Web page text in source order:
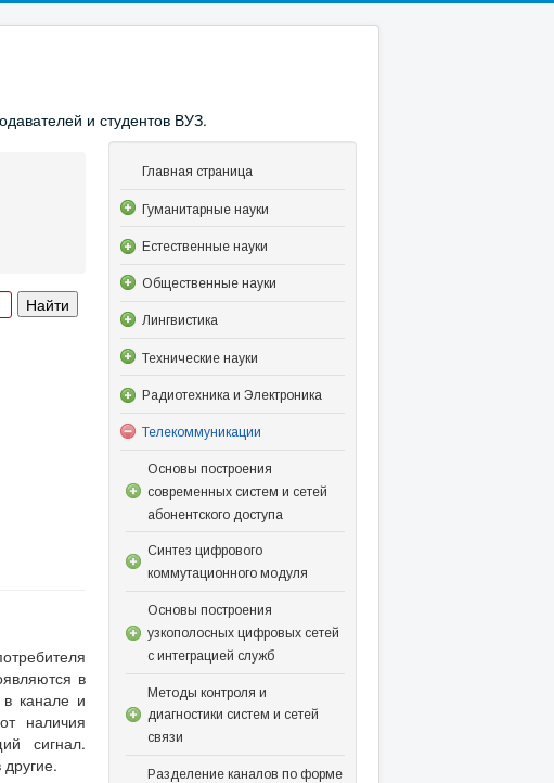
и студентов ВУЗ.
в
канале и
наличия
сигнал.
Главная страница
Гуманитарные науки
Естественные науки
Общественные науки
Лингвистика
Технические науки
Радиотехника и Электроника
Телекоммуникации
Основы построения
современных систем и сетей
абонентского доступа
Синтез цифрового
коммутационного модуля
Основы построения
узкополосных цифровых сетей
с интеграцией служб
Методы контроля и
диагностики систем и сетей
связи
Разделение каналов по форме